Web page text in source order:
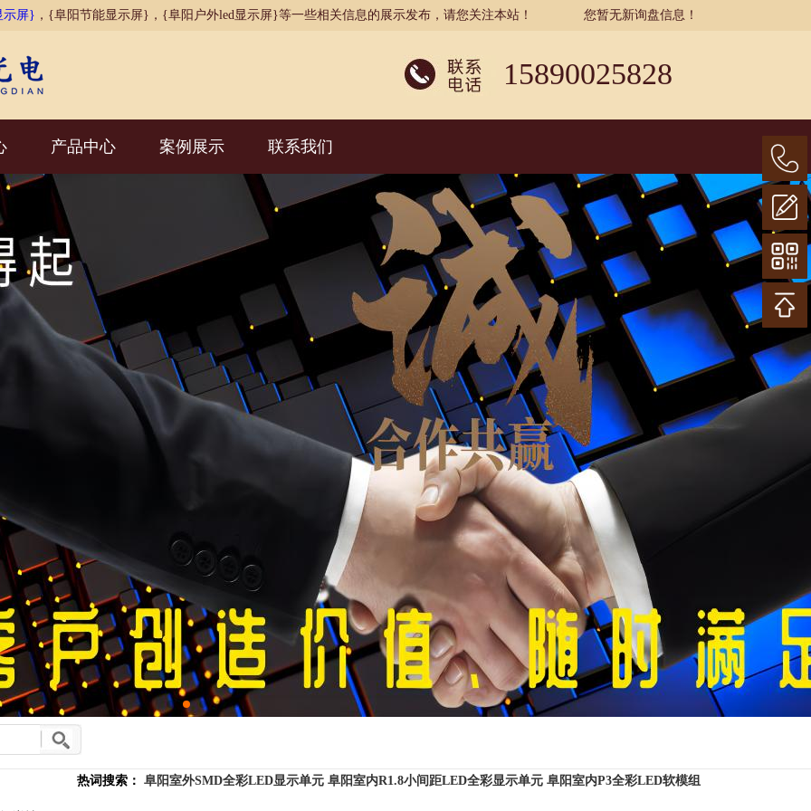
示屏} ，{阜阳节能显示屏}，{阜阳户外led显示屏}等一些相关信息的展示发布，请您关注本站！ 您暂无新询盘信息！
15890025828
产品中心 案例展示 联系我们
热词搜索： 阜阳室外SMD全彩LED显示单元 阜阳室内R1.8小间距LED全彩显示单元 阜阳室内P3全彩LED软模组